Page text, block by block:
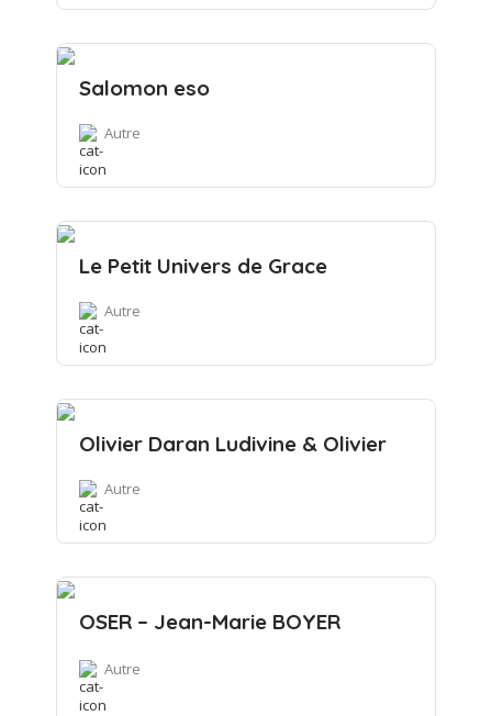
Salomon eso
Autre
Le Petit Univers de Grace
Autre
Olivier Daran Ludivine & Olivier
Autre
OSER – Jean-Marie BOYER
Autre